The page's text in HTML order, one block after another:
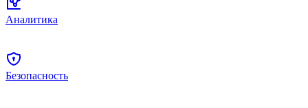
Аналитика
Безопасность